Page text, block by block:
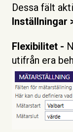
Dessa fält
Inställningar
Flexibilitet -
utifrån era